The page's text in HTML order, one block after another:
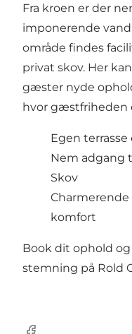
Fra kroen er der
imponerende
område findes
privat skov. Her
gæster nyde
hvor gæstfriheden
Egen
Nem adgang
Skov
komfort
Book dit ophold
stemning på Rold